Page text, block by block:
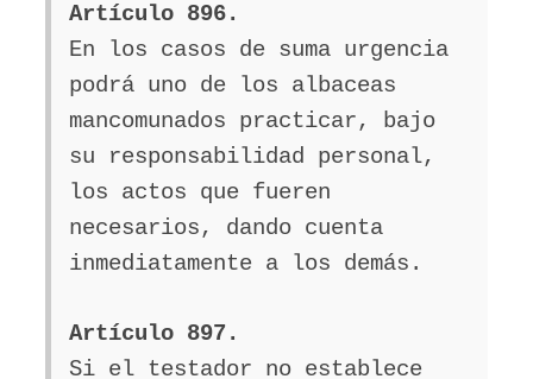
Artículo 896.
En los casos de suma urgencia
podrá uno de los albaceas
mancomunados practicar, bajo
su responsabilidad personal,
los actos que fueren
necesarios, dando cuenta
inmediatamente a los demás.
Artículo 897.
Si el testador no establece